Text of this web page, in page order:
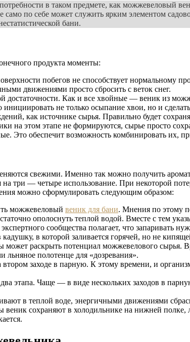
в таком предмете, как можжевеловый
само по себе может служить ярким элементом
бани.
продукта моменты:
побегов не способствует нормальному
движениями просто сбросить с веток снег.
достаточности. Как и все хвойные — веник из
инициировать не только осыпание хвои, но и
как источнике сырья. Правильно будет
на этом этапе не формируются, сырье просто
Это обеспечит возможность комбинировать их,
свежими. Именно так можно получить
три — четыре использование. При некоторой
можно сформулировать следующим образом:
можжевеловый веник для бани. Мнения по этому
ополоснуть теплой водой. Вместе с тем
сообщества полагает, что
в которой заливается горячей, но не
может раскрыть потенциал можжевелового
полотенце для «дозревания».
заходе в парную. К этому времени, и
два этапа. Чаще — в виде нескольких заходов в
в теплой воде, энергичными движениями
сохраняют в холодильнике на нижней